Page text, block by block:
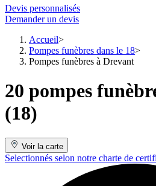
Devis personnalisés
Demander un devis
Accueil
Pompes funèbres dans le 18
Pompes funèbres à Drevant
20 pompes
(18)
Voir la carte
Selectionnés selon notre charte de